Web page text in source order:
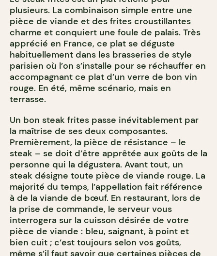
plusieurs. La combinaison simple entre une
pièce de viande et des frites croustillantes
charme et conquiert une foule de palais. Très
apprécié en France, ce plat se déguste
habituellement dans les brasseries de style
parisien où l’on s’installe pour se réchauffer en
accompagnant ce plat d’un verre de bon vin
rouge. En été, même scénario, mais en
terrasse.
Un bon steak frites passe inévitablement par
la maîtrise de ses deux composantes.
Premièrement, la pièce de résistance – le
steak – se doit d’être apprêtée aux goûts de la
personne qui la dégustera. Avant tout, un
steak désigne toute pièce de viande rouge. La
majorité du temps, l’appellation fait référence
à de la viande de bœuf. En restaurant, lors de
la prise de commande, le serveur vous
interrogera sur la cuisson désirée de votre
pièce de viande : bleu, saignant, à point et
bien cuit ; c’est toujours selon vos goûts,
même s’il faut savoir que certaines pièces de